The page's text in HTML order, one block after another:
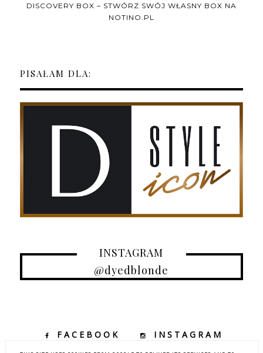
DISCOVERY BOX – STWÓRZ SWÓJ WŁASNY BOX NA
NOTINO.PL
PISAŁAM DLA:
INSTAGRAM
@dyedblonde
FACEBOOK
INSTAGRAM